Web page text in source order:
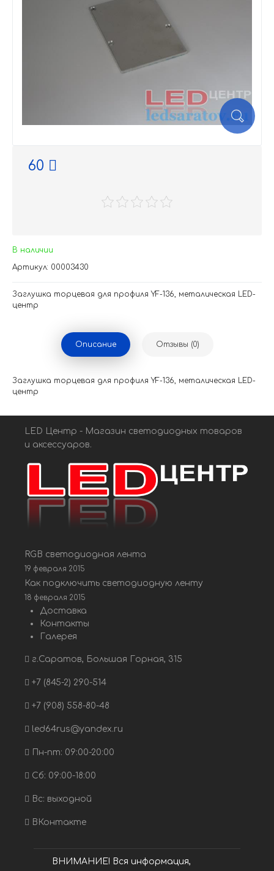
60
В наличии
Артикул: 00003430
Заглушка торцевая для профиля YF-136, металическая LED-
центр
Описание Отзывы (0)
Заглушка торцевая для профиля YF-136, металическая LED-
центр
LED Центр - Магазин светодиодных товаров
и аксессуаров.
RGB светодиодная лента
19 февраля 2015
Как подключить светодиодную ленту
18 февраля 2015
Доставка
Контакты
Галерея
г.Саратов, Большая Горная, 315
+7 (845-2) 290-514
+7 (908) 558-80-48
led64rus@yandex.ru
Пн-пт: 09:00-20:00
Сб: 09:00-18:00
Вс: выходной
ВКонтакте
ВНИМАНИЕ! Вся информация,